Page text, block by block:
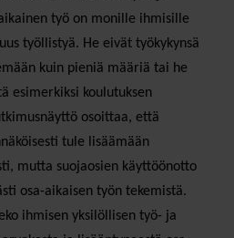
työ on monille ihmisille
työllistyä. He eivät työkykynsä
kuin pieniä määriä tai he
esimerkiksi koulutuksen
osoittaa, että
tule lisäämään
mutta suojaosien käyttöönotto
osa-aikaisen työn tekemistä.
ihmisen yksilöllisen työ- ja